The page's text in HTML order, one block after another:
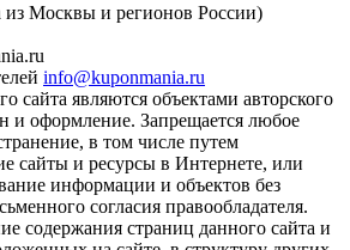
из Москвы и регионов России)
info@kuponmania.ru
сайта являются объектами авторского
и оформление. Запрещается любое
в том числе путем
сайты и ресурсы в Интернете, или
информации и объектов без
согласия правообладателя.
содержания страниц данного сайта и